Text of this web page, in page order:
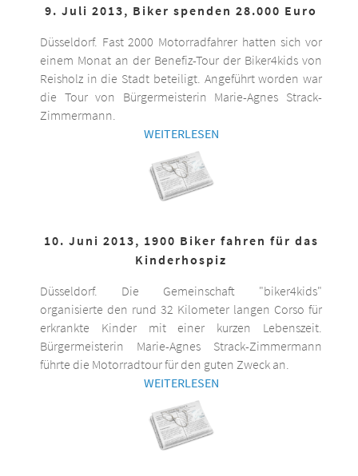
9. Juli 2013, Biker spenden 28.000 Euro
Düsseldorf. Fast 2000 Motorradfahrer hatten sich vor
einem Monat an der Benefiz-Tour der Biker4kids von
Reisholz in die Stadt beteiligt. Angeführt worden war
die Tour von Bürgermeisterin Marie-Agnes Strack-
Zimmermann.
WEITERLESEN
10. Juni 2013, 1900 Biker fahren für das
Kinderhospiz
Düsseldorf. Die Gemeinschaft "biker4kids"
organisierte den rund 32 Kilometer langen Corso für
erkrankte Kinder mit einer kurzen Lebenszeit.
Bürgermeisterin Marie-Agnes Strack-Zimmermann
führte die Motorradtour für den guten Zweck an.
WEITERLESEN